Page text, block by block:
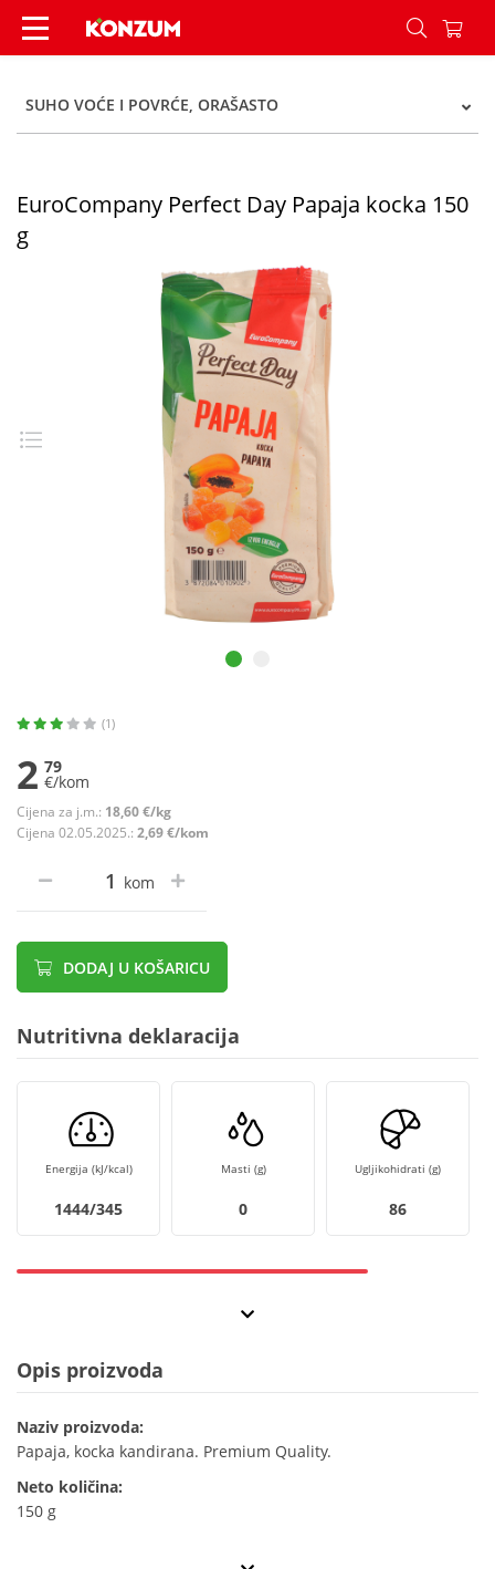
EuroCompany Perfect Day Papaja kocka 150 g -
SUHO VOĆE I POVRĆE, ORAŠASTO
EuroCompany Perfect Day Papaja kocka 150
g
(1)
2 79
€/kom
Cijena za j.m.: 18,60 €/kg
Cijena 02.05.2025.: 2,69 €/kom
kom
DODAJ U KOŠARICU
Nutritivna deklaracija
Energija (kJ/kcal)
1444/345
Masti (g)
0
Ugljikohidrati (g)
86
Opis proizvoda
Naziv proizvoda:
Papaja, kocka kandirana. Premium Quality.
Neto količina:
150 g